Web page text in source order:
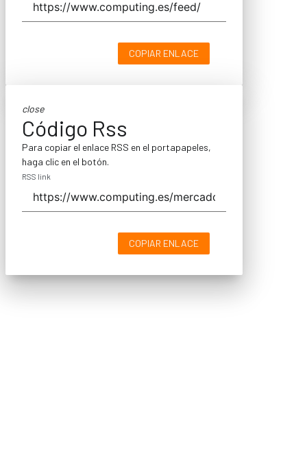
COPIAR ENLACE
close
Código Rss
Para copiar el enlace RSS en el portapapeles,
haga clic en el botón.
RSS link
COPIAR ENLACE